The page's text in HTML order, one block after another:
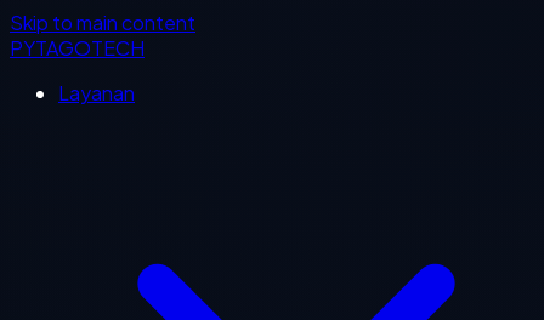
Skip to main content
PYTAGOTECH
Layanan